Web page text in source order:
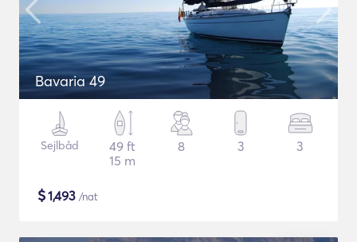
Bavaria 49
Sejlbåd
49 ft
15 m
8 3 3
$1,493 /nat